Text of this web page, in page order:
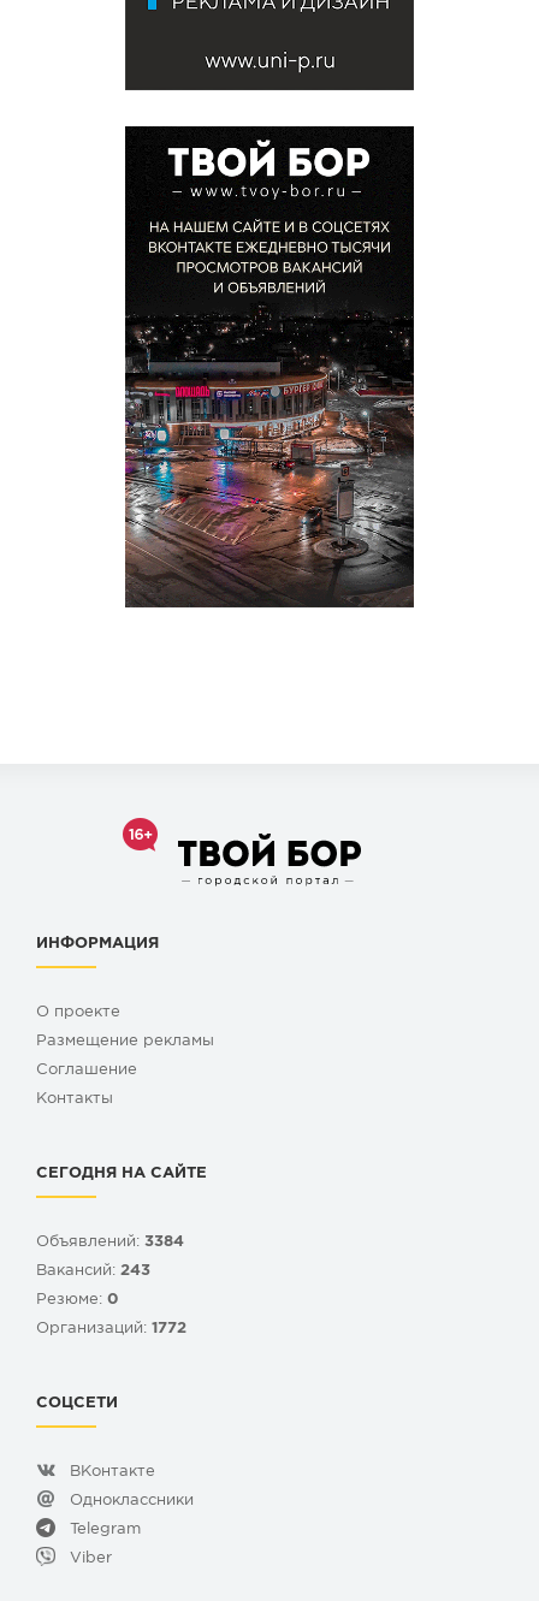
ИНФОРМАЦИЯ
О проекте
Размещение рекламы
Cоглашение
Контакты
СЕГОДНЯ НА САЙТЕ
Объявлений: 3384
Вакансий: 243
Резюме: 0
Организаций: 1772
СОЦСЕТИ
ВКонтакте
Одноклассники
Telegram
Viber